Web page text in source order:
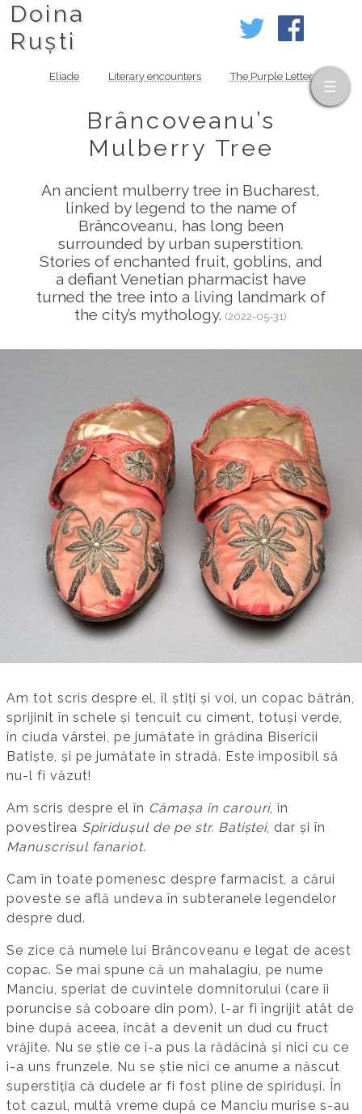
Doina
Ruști
Eliade Literary encounters The Purple Letter
Brâncoveanu’s
Mulberry Tree
An ancient mulberry tree in Bucharest,
linked by legend to the name of
Brâncoveanu, has long been
surrounded by urban superstition.
Stories of enchanted fruit, goblins, and
a defiant Venetian pharmacist have
turned the tree into a living landmark of
the city’s mythology.(2022-05-31)
Am tot scris despre el, îl știți și voi, un copac bătrân,
sprijinit în schele și tencuit cu ciment, totuși verde,
în ciuda vârstei, pe jumătate în grădina Bisericii
Batiște, și pe jumătate în stradă. Este imposibil să
nu-l fi văzut!
Am scris despre el în Cămașa în carouri, în
povestirea Spiridușul de pe str. Batiștei, dar și în
Manuscrisul fanariot.
Cam în toate pomenesc despre farmacist, a cărui
poveste se află undeva în subteranele legendelor
despre dud.
Se zice că numele lui Brâncoveanu e legat de acest
copac. Se mai spune că un mahalagiu, pe nume
Manciu, speriat de cuvintele domnitorului (care îi
poruncise să coboare din pom), l-ar fi îngrijit atât de
bine după aceea, încât a devenit un dud cu fruct
vrăjite. Nu se știe ce i-a pus la rădăcină și nici cu ce
i-a uns frunzele. Nu se știe nici ce anume a născut
superstiția că dudele ar fi fost pline de spiriduși. În
tot cazul, multă vreme după ce Manciu murise s-au